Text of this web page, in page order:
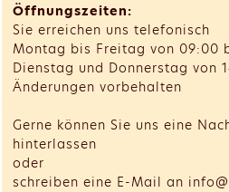
Öffnungszeiten:
Sie erreichen uns telefonisch
Montag bis Freitag von 09:00
Dienstag und Donnerstag von
Änderungen vorbehalten
Gerne können Sie uns eine
hinterlassen
oder
schreiben eine E-Mail an